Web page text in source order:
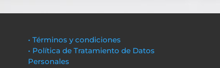
• Términos y condiciones
• Política de Tratamiento de Datos
Personales